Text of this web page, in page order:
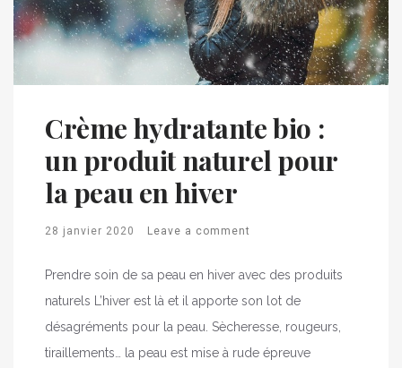
Crème hydratante bio :
un produit naturel pour
la peau en hiver
28 janvier 2020 Leave a comment
Prendre soin de sa peau en hiver avec des produits
naturels L’hiver est là et il apporte son lot de
désagréments pour la peau. Sècheresse, rougeurs,
tiraillements… la peau est mise à rude épreuve